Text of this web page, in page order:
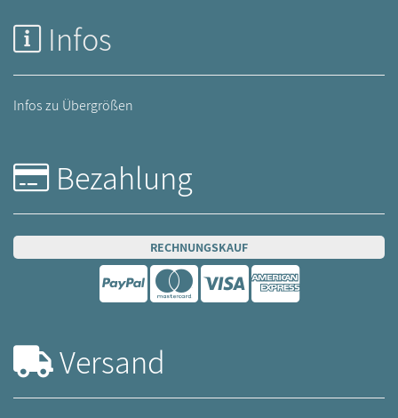
Infos
Infos zu Übergrößen
Bezahlung
RECHNUNGSKAUF
Versand